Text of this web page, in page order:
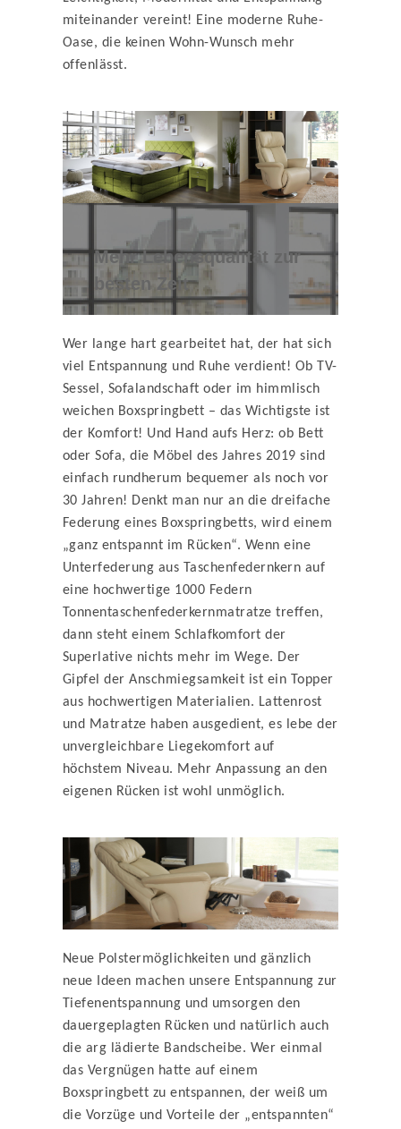
miteinander vereint! Eine moderne Ruhe-
Oase, die keinen Wohn-Wunsch mehr
offenlässt.
Mehr Lebensqualität zur
besten Zeit
Wer lange hart gearbeitet hat, der hat sich
viel Entspannung und Ruhe verdient! Ob TV-
Sessel, Sofalandschaft oder im himmlisch
weichen Boxspringbett – das Wichtigste ist
der Komfort! Und Hand aufs Herz: ob Bett
oder Sofa, die Möbel des Jahres 2019 sind
einfach rundherum bequemer als noch vor
30 Jahren! Denkt man nur an die dreifache
Federung eines Boxspringbetts, wird einem
„ganz entspannt im Rücken“. Wenn eine
Unterfederung aus Taschenfedernkern auf
eine hochwertige 1000 Federn
Tonnentaschenfederkernmatratze treffen,
dann steht einem Schlafkomfort der
Superlative nichts mehr im Wege. Der
Gipfel der Anschmiegsamkeit ist ein Topper
aus hochwertigen Materialien. Lattenrost
und Matratze haben ausgedient, es lebe der
unvergleichbare Liegekomfort auf
höchstem Niveau. Mehr Anpassung an den
eigenen Rücken ist wohl unmöglich.
Neue Polstermöglichkeiten und gänzlich
neue Ideen machen unsere Entspannung zur
Tiefenentspannung und umsorgen den
dauergeplagten Rücken und natürlich auch
die arg lädierte Bandscheibe. Wer einmal
das Vergnügen hatte auf einem
Boxspringbett zu entspannen, der weiß um
die Vorzüge und Vorteile der „entspannten“